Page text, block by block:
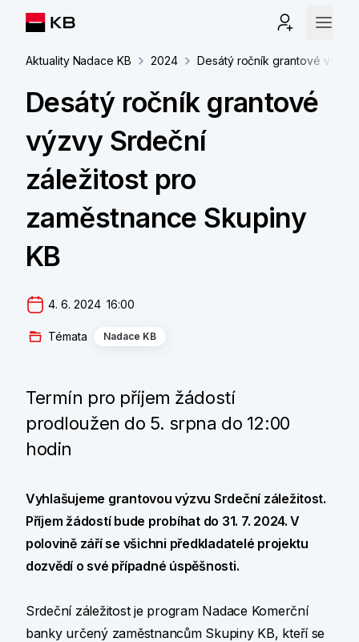
Aktuality Nadace KB 2024 Desátý ročník grantové výzvy
Desátý ročník grantové
výzvy Srdeční
záležitost pro
zaměstnance Skupiny
KB
4. 6. 2024  16:00
Témata Nadace KB
Termín pro příjem žádostí
prodloužen do 5. srpna do 12:00
hodin
Vyhlašujeme grantovou výzvu Srdeční záležitost.
Příjem žádostí bude probíhat do 31. 7. 2024. V
polovině září se všichni předkladatelé projektu
dozvědí o své případné úspěšnosti.
Srdeční záležitost je program Nadace Komerční
banky určený zaměstnancům Skupiny KB, kteří se